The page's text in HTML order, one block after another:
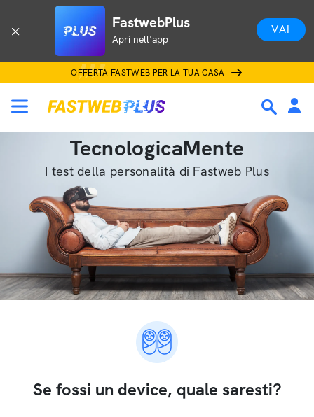
FastwebPlus
Apri nell'app
VAI
OFFERTA FASTWEB PER LA TUA CASA
TecnologicaMente
I test della personalità di Fastweb Plus
Se fossi un device, quale saresti?